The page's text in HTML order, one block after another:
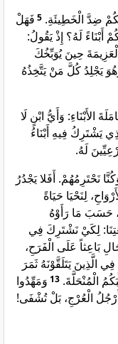
ضِدَّ الْخَطِيئَةِ. 5 فَهَلْ
أَبْنَاءً لَهُ؟ إِذْ يَقُولُ:
حِينَ يُوَبِّخُكَ
يَجْلِدُ كُلَّ مَنْ يَتَّخِذُهُ
الأَبْنَاءِ: وَأَيُّ ابْنٍ لَا
يَشْتَرِكُ فِيهِ أَبْنَاءُ
لَهُ.
نَحْتَرِمُهُمْ. أَفَلا يَجْدُرُ
لِنَحْيَا حَيَاةً
حَسَبَ مَا رَأَوْهُ
لِكَيْ نَشْتَرِكَ فِي
بَاعِثاً عَلَى الْفَرَحِ،
الَّذِينَ يَتَلَقَّوْنَهُ ثَمَرَ
الْمُنْحَلَّةَ. 13 وَمَهِّدُوا
الْعُرْجِ، بَلْ تُشْفَى!